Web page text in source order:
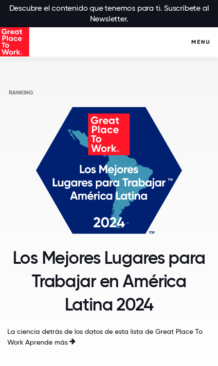
Descubre el contenido que tenemos para ti. Suscríbete al
Newsletter.
MENU
RANKING
Los Mejores Lugares para
Trabajar en América
Latina 2024
La ciencia detrás de los datos de esta lista de Great Place To
Work Aprende más